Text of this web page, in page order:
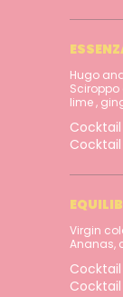
Hugo
lime ,
Cocktail
Virgin
Ananas,
Cocktail